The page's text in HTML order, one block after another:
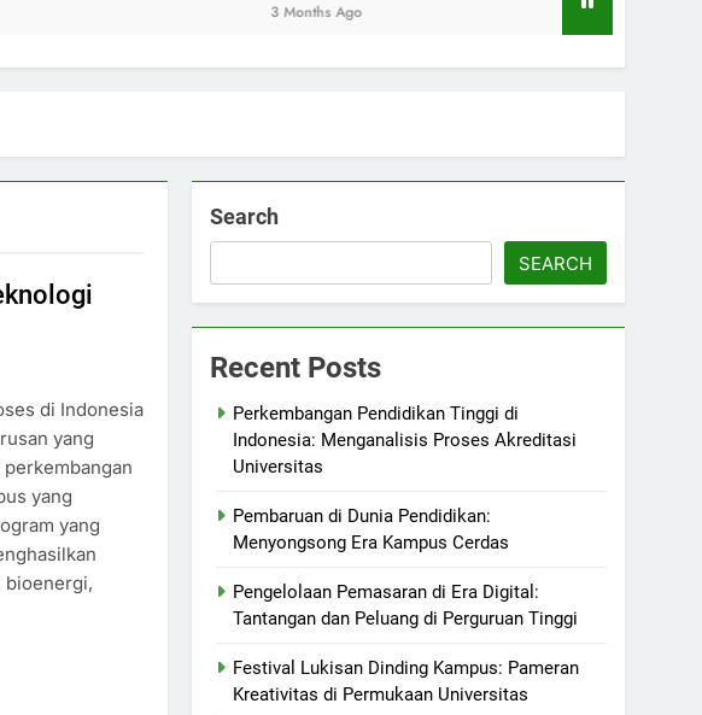
3 Months Ago
di Indonesia
yang
yang
yang
bioenergi,
Search
SEARCH
Recent Posts
Perkembangan Pendidikan Tinggi di
Indonesia: Menganalisis Proses Akreditasi
Universitas
Pembaruan di Dunia Pendidikan:
Menyongsong Era Kampus Cerdas
Pengelolaan Pemasaran di Era Digital:
Tantangan dan Peluang di Perguruan Tinggi
Festival Lukisan Dinding Kampus: Pameran
Kreativitas di Permukaan Universitas